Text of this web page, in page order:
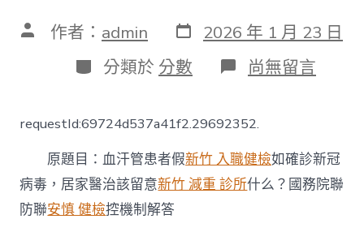
文 作者： admin 發
表
日
期
2026 年 1 月 23 日
分
類
分類於 分數 在
〈血
管
患
者
假
如
確
尚無留言
requestId:69724d537a41f2.29692352.
原題目：血汗管患者假新竹 入職健檢如確診新冠
病毒，居家醫治該留意新竹 減重 診所什么？國務院聯
防聯安慎 健檢控機制解答